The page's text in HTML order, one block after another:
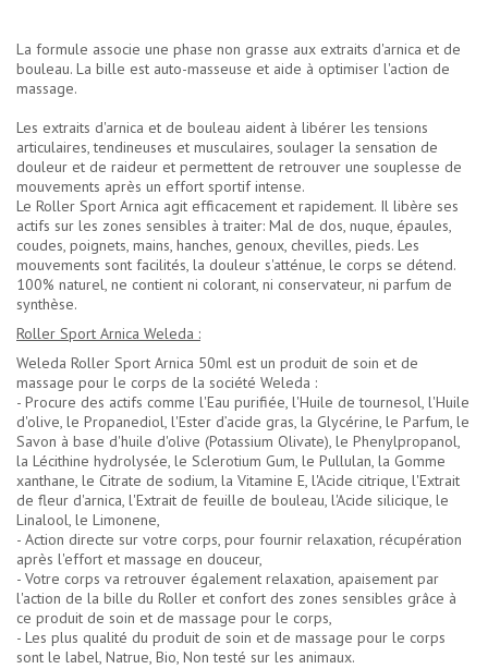
La formule associe une phase non grasse aux extraits d'arnica et de
bouleau. La bille est auto-masseuse et aide à optimiser l'action de
massage.
Les extraits d'arnica et de bouleau aident à libérer les tensions
articulaires, tendineuses et musculaires, soulager la sensation de
douleur et de raideur et permettent de retrouver une souplesse de
mouvements après un effort sportif intense.
Le Roller Sport Arnica agit efficacement et rapidement. Il libère ses
actifs sur les zones sensibles à traiter: Mal de dos, nuque, épaules,
coudes, poignets, mains, hanches, genoux, chevilles, pieds. Les
mouvements sont facilités, la douleur s'atténue, le corps se détend.
100% naturel, ne contient ni colorant, ni conservateur, ni parfum de
synthèse.
Roller Sport Arnica Weleda :
Weleda Roller Sport Arnica 50ml est un produit de soin et de
massage pour le corps de la société Weleda :
- Procure des actifs comme l'Eau purifiée, l'Huile de tournesol, l'Huile
d'olive, le Propanediol, l'Ester d’acide gras, la Glycérine, le Parfum, le
Savon à base d'huile d'olive (Potassium Olivate), le Phenylpropanol,
la Lécithine hydrolysée, le Sclerotium Gum, le Pullulan, la Gomme
xanthane, le Citrate de sodium, la Vitamine E, l'Acide citrique, l'Extrait
de fleur d'arnica, l'Extrait de feuille de bouleau, l'Acide silicique, le
Linalool, le Limonene,
- Action directe sur votre corps, pour fournir relaxation, récupération
après l'effort et massage en douceur,
- Votre corps va retrouver également relaxation, apaisement par
l'action de la bille du Roller et confort des zones sensibles grâce à
ce produit de soin et de massage pour le corps,
- Les plus qualité du produit de soin et de massage pour le corps
sont le label, Natrue, Bio, Non testé sur les animaux.